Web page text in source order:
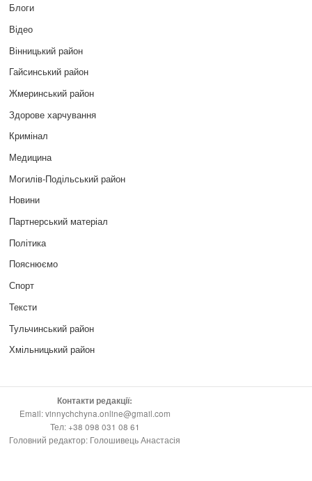
Блоги
Відео
Вінницький район
Гайсинський район
Жмеринський район
Здорове харчування
Кримінал
Медицина
Могилів-Подільський район
Новини
Партнерський матеріал
Політика
Пояснюємо
Спорт
Тексти
Тульчинський район
Хмільницький район
Контакти редакції:
Email: vinnychchyna.online@gmail.com
Тел: +38 098 031 08 61
Головний редактор: Голошивець Анастасія